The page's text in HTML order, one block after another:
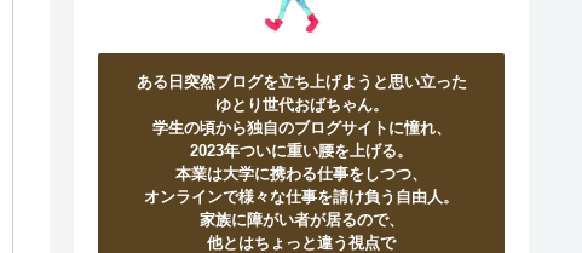
ある日突然ブログを立ち上げようと思い立った
ゆとり世代おばちゃん。
学生の頃から独自のブログサイトに憧れ、
2023年ついに重い腰を上げる。
本業は大学に携わる仕事をしつつ、
オンラインで様々な仕事を請け負う自由人。
家族に障がい者が居るので、
他とはちょっと違う視点で